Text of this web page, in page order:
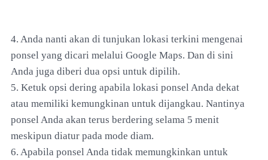
4. Anda nanti akan di tunjukan lokasi terkini mengenai
ponsel yang dicari melalui Google Maps. Dan di sini
Anda juga diberi dua opsi untuk dipilih.
5. Ketuk opsi dering apabila lokasi ponsel Anda dekat
atau memiliki kemungkinan untuk dijangkau. Nantinya
ponsel Anda akan terus berdering selama 5 menit
meskipun diatur pada mode diam.
6. Apabila ponsel Anda tidak memungkinkan untuk